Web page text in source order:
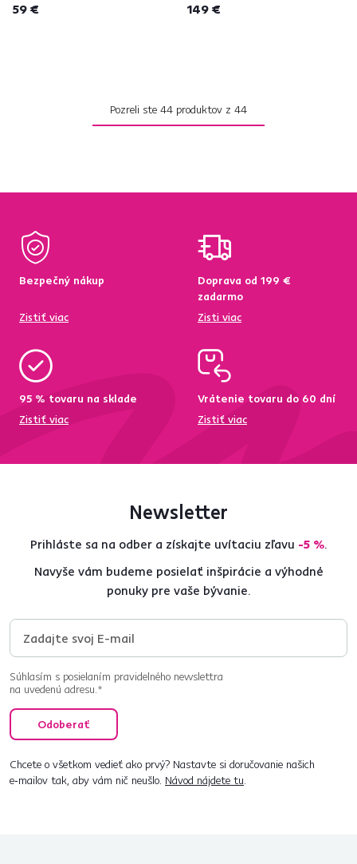
59 € 149 €
Pozreli ste 44 produktov z 44
Bezpečný nákup
Zistiť viac
Doprava od 199 €
zadarmo
Zisti viac
95 % tovaru na sklade
Zistiť viac
Vrátenie tovaru do 60 dní
Zistiť viac
Newsletter
Prihláste sa na odber a získajte uvítaciu zľavu -5 %.
Navyše vám budeme posielať inšpirácie a výhodné
ponuky pre vaše bývanie.
Súhlasím s posielaním pravidelného newslettra
na uvedenú adresu.*
Odoberať
Chcete o všetkom vedieť ako prvý? Nastavte si doručovanie našich
e‑mailov tak, aby vám nič neušlo. Návod nájdete tu.